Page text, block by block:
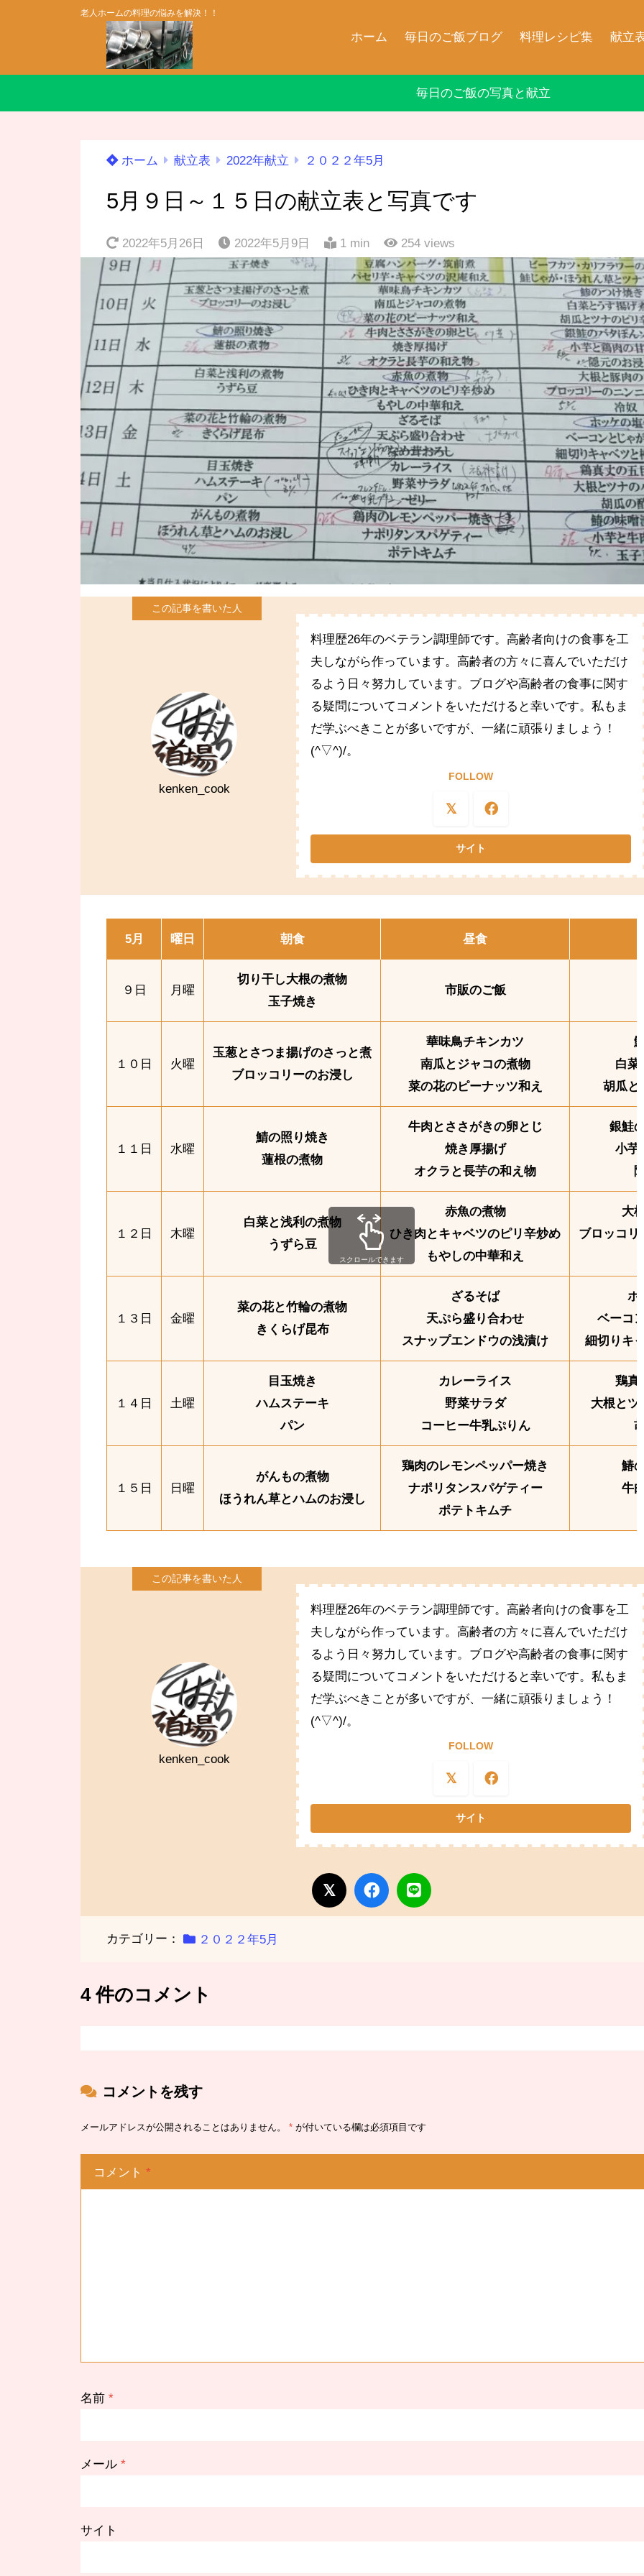
老人ホームの料理の悩みを解決！！
ホーム 毎日のご飯ブログ 料理レシピ集 献立
毎日のご飯の写真と献立
ホーム 献立表 2022年献立 ２０２２年5月
5月９日～１５日の献立表と写真です
2022年5月26日 2022年5月9日 1 min 254 views
kenken_cook
料理歴26年のベテラン調理師です。高齢者向けの食事を工
夫しながら作っています。高齢者の方々に喜んでいただけ
るよう日々努力しています。ブログや高齢者の食事に関す
る疑問についてコメントをいただけると幸いです。私もま
だ学ぶべきことが多いですが、一緒に頑張りましょう！
(^▽^)/。
FOLLOW
5月 曜日 朝食 昼食
９日 月曜
切り干し大根の煮物
玉子焼き
市販のご飯
１０日 火曜
玉葱とさつま揚げのさっと煮
ブロッコリーのお浸し
華味鳥チキンカツ
南瓜とジャコの煮物
菜の花のピーナッツ和え
白菜
胡瓜と
１１日 水曜
鯖の照り焼き
蓮根の煮物
牛肉とささがきの卵とじ
焼き厚揚げ
オクラと長芋の和え物
銀鮭
小芋
１２日 木曜
白菜と浅利の煮物
うずら豆
赤魚の煮物
ひき肉とキャベツのピリ辛炒め
もやしの中華和え
大
ブロッコリ
１３日 金曜
菜の花と竹輪の煮物
きくらげ昆布
ざるそば
天ぷら盛り合わせ
スナップエンドウの浅漬け
ホ
ベーコ
細切りキ
１４日 土曜
目玉焼き
ハムステーキ
パン
カレーライス
野菜サラダ
コーヒー牛乳ぷりん
鶏真
大根とツ
１５日 日曜
がんもの煮物
ほうれん草とハムのお浸し
鶏肉のレモンペッパー焼き
ナポリタンスパゲティー
ポテトキムチ
鰆
牛
スクロールできます
kenken_cook
料理歴26年のベテラン調理師です。高齢者向けの食事を工
夫しながら作っています。高齢者の方々に喜んでいただけ
るよう日々努力しています。ブログや高齢者の食事に関す
る疑問についてコメントをいただけると幸いです。私もま
だ学ぶべきことが多いですが、一緒に頑張りましょう！
(^▽^)/。
FOLLOW
カテゴリー： ２０２２年5月
4 件のコメント
コメントを残す
メールアドレスが公開されることはありません。 * が付いている欄は必須項目です
コメント *
名前 *
メール *
サイト